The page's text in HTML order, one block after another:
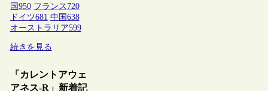
国 950 フランス 720
ドイツ681 中国 638
オーストラリア599
続きを見る
「カレントアウェ
アネス-R」新着記